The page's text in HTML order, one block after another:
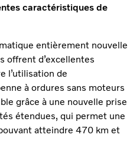
caractéristiques de
entièrement nouvelle
offrent d’excellentes
l’utilisation de
à ordures sans moteurs
grâce à une nouvelle prise
étendues, qui permet une
atteindre 470 km et